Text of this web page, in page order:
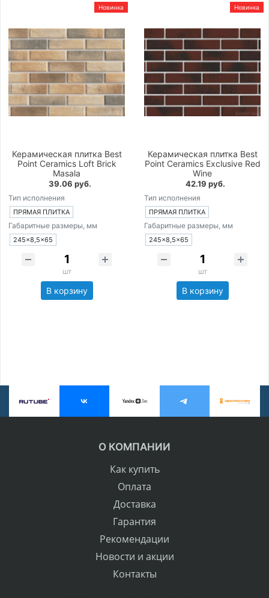
Новинка
Керамическая плитка Best
Point Ceramics Loft Brick
Masala
39.06 руб.
Тип исполнения
ПРЯМАЯ ПЛИТКА
Габаритные размеры, мм
245×8,5×65
шт
В корзину
Новинка
Керамическая плитка Best
Point Ceramics Exclusive Red
Wine
42.19 руб.
Тип исполнения
ПРЯМАЯ ПЛИТКА
Габаритные размеры, мм
245×8,5×65
шт
В корзину
О КОМПАНИИ
Как купить
Оплата
Доставка
Гарантия
Рекомендации
Новости и акции
Контакты